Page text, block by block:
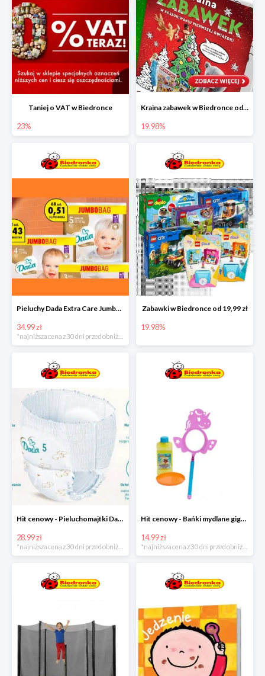
Taniej o VAT w Biedronce
23%
Kraina zabawek w Biedronce od 19,99 zł
19.98%
Pieluchy Dada Extra Care Jumbo Bag w super cenie
34.99 zł
*najniższa cena z 30 dni przed obniżką
Zabawki w Biedronce od 19,99 zł
19.98%
Hit cenowy - Pieluchomajtki Dada Pants
28.99 zł
Hit cenowy - Bańki mydlane gigant lub płyn uzupełniający
14.99 zł